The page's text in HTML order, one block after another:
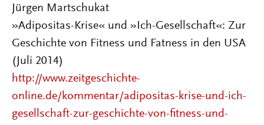
Jürgen Martschukat
»Adipositas-Krise« und »Ich-Gesellschaft«: Zur
Geschichte von Fitness und Fatness in den USA
(Juli 2014)
http://www.zeitgeschichte-
online.de/kommentar/adipositas-krise-und-ich-
gesellschaft-zur-geschichte-von-fitness-und-